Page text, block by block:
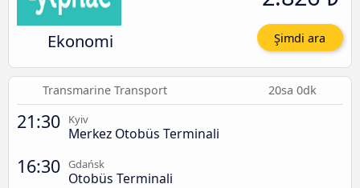
Ekonomi Şimdi ara
Transmarine Transport 20sa 0dk
21:30 Kyiv
Merkez Otobüs Terminali
16:30 Gdańsk
Otobüs Terminali